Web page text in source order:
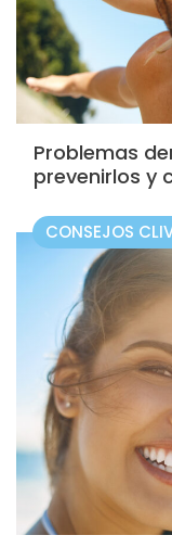
Problemas
prevenirlos y
CONSEJOS